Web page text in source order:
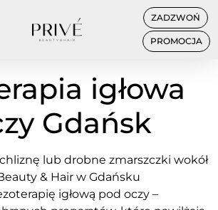
ZADZWOŃ
PROMOCJA
igłowa
Gdańsk
lub drobne zmarszczki wokół
& Hair w Gdańsku
igłową pod oczy –